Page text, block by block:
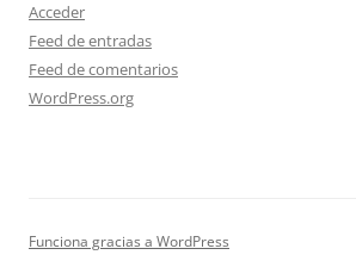
Acceder
Feed de entradas
Feed de comentarios
WordPress.org
Funciona gracias a WordPress